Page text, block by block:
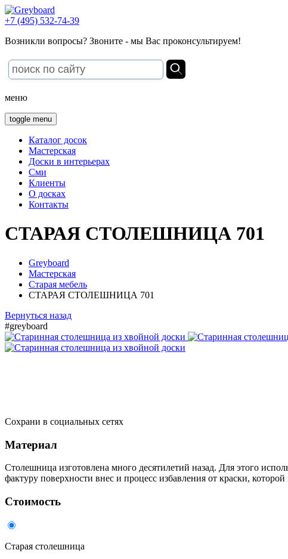
+7 (495) 532-74-39
Возникли вопросы? Звоните - мы Вас проконсультируем!
меню
toggle menu
Каталог досок
Мастерская
Доски в интерьерах
Сми
Клиенты
О досках
Контакты
СТАРАЯ СТОЛЕШНИЦА 701
Greyboard
Мастерская
Старая мебель
СТАРАЯ СТОЛЕШНИЦА 701
Вернуться назад
#greyboard
Сохрани в социальных сетях
Материал
Столешница изготовлена много десятилетий назад. Для этого
фактуру поверхности внес и процесс избавления от краски,
Стоимость
Старая столешница